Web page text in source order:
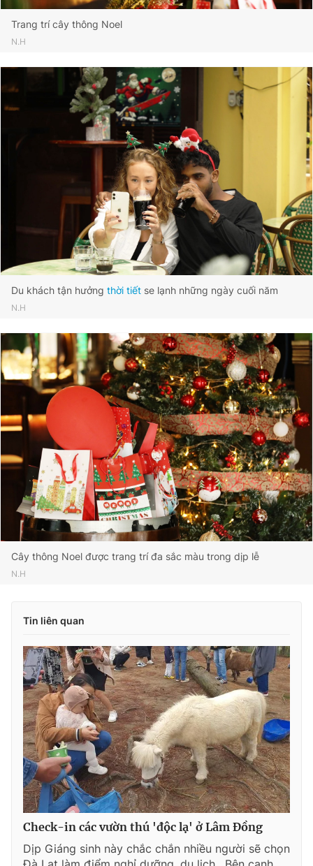
Trang trí cây thông Noel
N.H
Du khách tận hưởng thời tiết se lạnh những ngày cuối năm
N.H
Cây thông Noel được trang trí đa sắc màu trong dịp lễ
N.H
Tin liên quan
Check-in các vườn thú 'độc lạ' ở Lâm Đồng
Dịp Giáng sinh này chắc chắn nhiều người sẽ chọn